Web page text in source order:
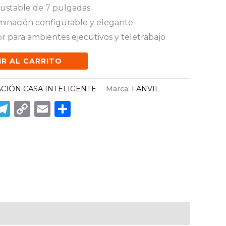
de 7 pulgadas
configurable y elegante
para ambientes ejecutivos y teletrabajo
AL CARRITO
CASA INTELIGENTE Marca: FANVIL
Telegram
CopyEmail